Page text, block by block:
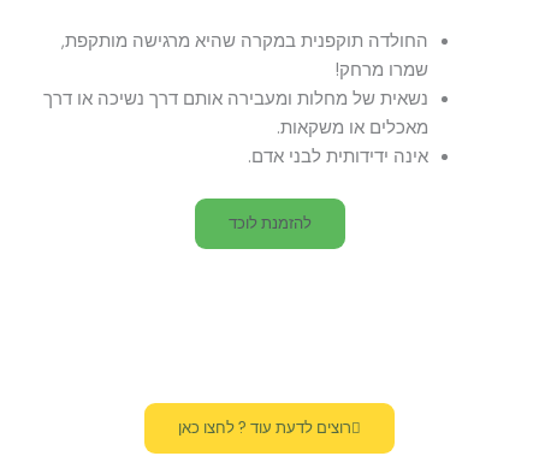
החולדה תוקפנית במקרה שהיא מרגישה מותקפת,
שמרו מרחק!
נשאית של מחלות ומעבירה אותם דרך נשיכה או דרך
מאכלים או משקאות.
אינה ידידותית לבני אדם.
להזמנת לוכד
רוצים לדעת עוד ? לחצו כאן